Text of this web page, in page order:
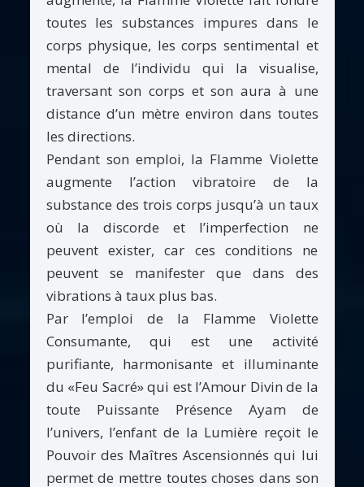
toutes les substances impures dans le
corps physique, les corps sentimental et
mental de l’individu qui la visualise,
traversant son corps et son aura à une
distance d’un mètre environ dans toutes
les directions.
Pendant son emploi, la Flamme Violette
augmente l’action vibratoire de la
substance des trois corps jusqu’à un taux
où la discorde et l’imperfection ne
peuvent exister, car ces conditions ne
peuvent se manifester que dans des
vibrations à taux plus bas.
Par l’emploi de la Flamme Violette
Consumante, qui est une activité
purifiante, harmonisante et illuminante
du «Feu Sacré» qui est l’Amour Divin de la
toute Puissante Présence Ayam de
l’univers, l’enfant de la Lumière reçoit le
Pouvoir des Maîtres Ascensionnés qui lui
permet de mettre toutes choses dans son